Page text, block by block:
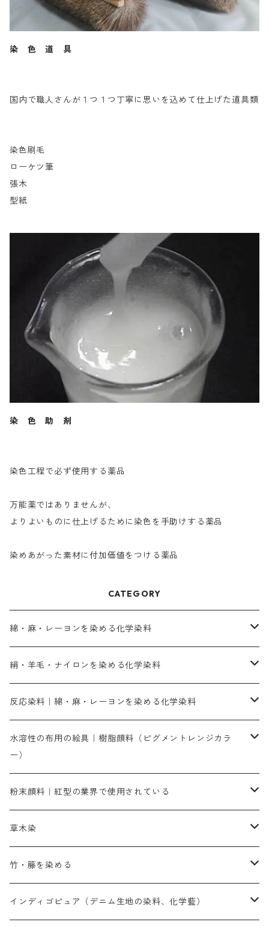
染 色 道 具
国内で職人さんが１つ１つ丁寧に思いを込めて仕上げた道具類
染色刷毛
ローケツ筆
張木
型紙
染 色 助 剤
染色工程で必ず使用する薬品
万能薬ではありませんが、
よりよいものに仕上げるために染色を手助けする薬品
染めあがった素材に付加価値をつける薬品
CATEGORY
綿・麻・レーヨンを染める化学染料
直接染料－染色手順が簡単
人気のおすすめ直接染料
染色に必要な薬品類
橙色系
青色系
絹・羊毛・ナイロンを染める化学染料
お買い得品
染料一覧
人気のおすすめ染料
染色に必要な薬品類
補助薬品
反応染料｜綿・麻・レーヨンを染める化学染料
お勧めの3原色（赤・青・黄色）
お勧め｜スミフィックス～
3原色以外の色目
赤色
染色に必要な薬品
アルカリ剤
補助薬品
捺染に必要な材料
捺染糊
水溶性の布用の絵具｜樹脂顔料（ピグメントレンジカラ
ー）
ネオカラー（色）
内容量：100g
内容量：500g
バィンダー（定着剤）
増粘剤
黄色系
粉末顔料｜紅型の業界で使用されている
赤色系
本洋紅
代用朱黄色口
黄色系
ファストエロ―10GN（鮮やかな黄色）
青色系
草木染
植物染料
人気のおすすめ植物染料
濃染処理剤｜ソルバックスPS－900
竹・籐を染める
人気のおすすめ竹・藤を染める染料
インディゴピュア（デニム生地の染料、化学藍）